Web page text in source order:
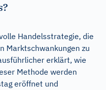
Handelsstrategie, die
Marktschwankungen zu
erklärt, wie
Methode werden
eröffnet und